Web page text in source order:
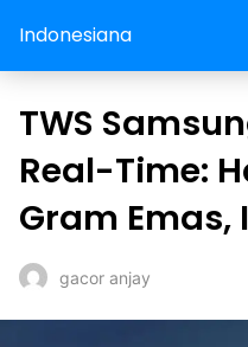
Indonesiana
TWS
Real-Time:
Gram Emas,
gacor anjay